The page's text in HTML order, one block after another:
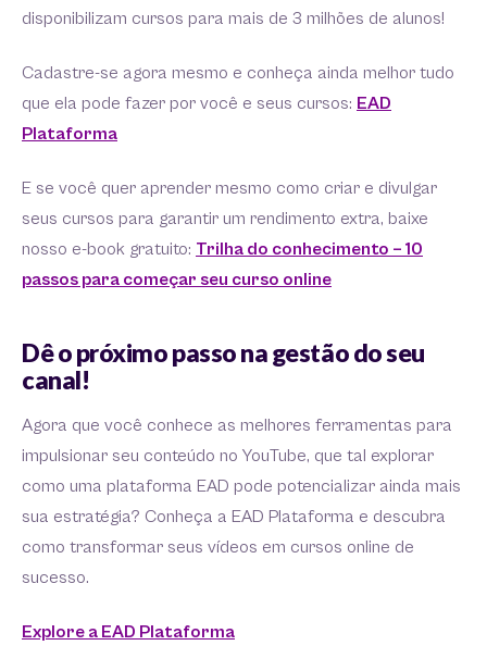
disponibilizam cursos para mais de 3 milhões de alunos!
Cadastre-se agora mesmo e conheça ainda melhor tudo
que ela pode fazer por você e seus cursos: EAD
Plataforma
E se você quer aprender mesmo como criar e divulgar
seus cursos para garantir um rendimento extra, baixe
nosso e-book gratuito: Trilha do conhecimento – 10
passos para começar seu curso online
Dê o próximo passo na gestão do seu
canal!
Agora que você conhece as melhores ferramentas para
impulsionar seu conteúdo no YouTube, que tal explorar
como uma plataforma EAD pode potencializar ainda mais
sua estratégia? Conheça a EAD Plataforma e descubra
como transformar seus vídeos em cursos online de
sucesso.
Explore a EAD Plataforma